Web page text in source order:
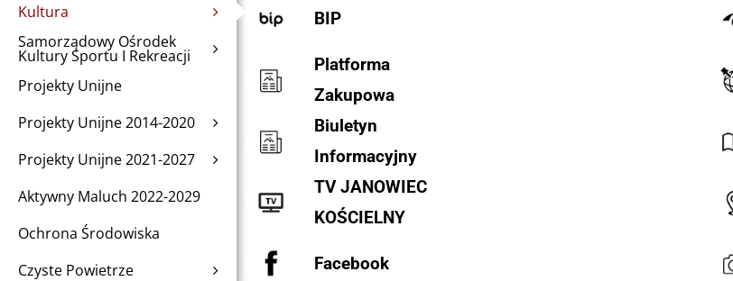
Kultura
Samorządowy Ośrodek
Kultury Sportu I Rekreacji
Projekty Unijne
Projekty Unijne 2014-2020
Projekty Unijne 2021-2027
Aktywny Maluch 2022-2029
Ochrona Środowiska
Czyste Powietrze
BIP
Platforma
Zakupowa
Biuletyn
Informacyjny
TV JANOWIEC
KOŚCIELNY
Facebook